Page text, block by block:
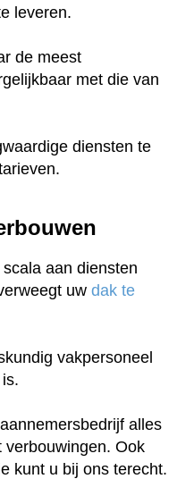
leveren.
de meest
met die van
diensten te
aan diensten
uw dak te
vakpersoneel
alles
verbouwingen. Ook
kunt u bij ons terecht.